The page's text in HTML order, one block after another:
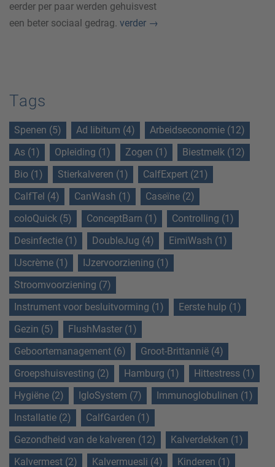
eerder per paar werden gehuisvest
een beter sociaal gedrag. verder →
Tags
Spenen (5) Ad libitum (4)
Arbeidseconomie (12)
As (1)
Opleiding (1) Zogen (1)
Biestmelk (12)
Bio (1)
Stierkalveren (1)
CalfExpert (21)
CalfTel (4)
CanWash (1)
Caseïne (2)
coloQuick (5)
ConceptBarn (1)
Controlling (1)
Desinfectie (1)
DoubleJug (4)
EimiWash (1)
IJscrème (1)
IJzervoorziening (1)
Stroomvoorziening (7)
Instrument voor besluitvorming (1)
Eerste hulp (1)
Gezin (5)
FlushMaster (1)
Geboortemanagement (6)
Groot-Brittannië (4)
Groepshuisvesting (2)
Hamburg (1)
Hittestress (1)
Hygiëne (2)
IgloSystem (7)
Immunoglobulinen (1)
Installatie (2)
CalfGarden (1)
Gezondheid van de kalveren (12)
Kalverdekken (1)
Kalvermest (2)
Kalvermuesli (4) Kinderen (1)